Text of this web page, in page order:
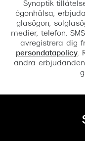
Synoptik
ögonhälsa,
glasögon,
medier, telefon,
avregistrera dig
persondatapolicy.
andra